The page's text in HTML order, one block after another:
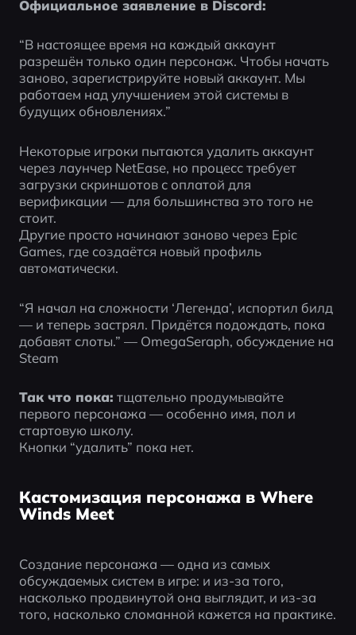
Официальное заявление в Discord:
“В настоящее время на каждый аккаунт
разрешён только один персонаж. Чтобы начать
заново, зарегистрируйте новый аккаунт. Мы
работаем над улучшением этой системы в
будущих обновлениях.”
Некоторые игроки пытаются удалить аккаунт
через лаунчер NetEase, но процесс требует
загрузки скриншотов с оплатой для
верификации — для большинства это того не
стоит.
Другие просто начинают заново через Epic
Games, где создаётся новый профиль
автоматически.
“Я начал на сложности ‘Легенда’, испортил билд
— и теперь застрял. Придётся подождать, пока
добавят слоты.” — OmegaSeraph, обсуждение на
Steam
Так что пока: тщательно продумывайте
первого персонажа — особенно имя, пол и
стартовую школу.
Кнопки “удалить” пока нет.
Кастомизация персонажа в Where
Winds Meet
Создание персонажа — одна из самых
обсуждаемых систем в игре: и из-за того,
насколько продвинутой она выглядит, и из-за
того, насколько сломанной кажется на практике.